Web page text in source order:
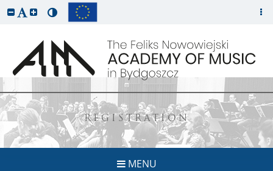
REGISTRATION
MENU